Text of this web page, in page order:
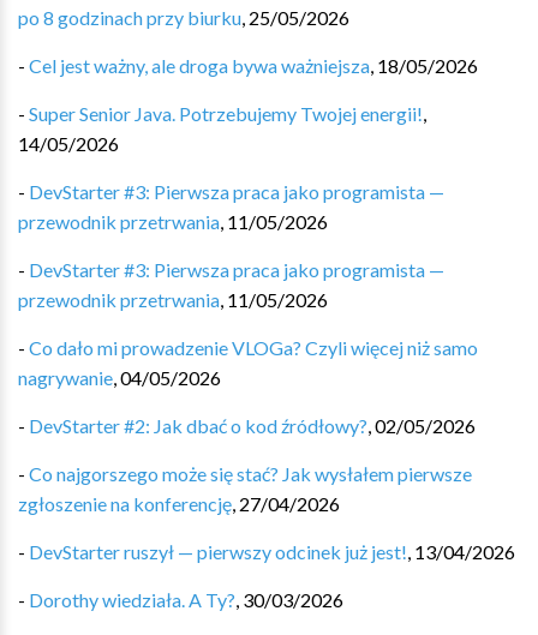
po 8 godzinach przy biurku, 25/05/2026
- Cel jest ważny, ale droga bywa ważniejsza, 18/05/2026
- Super Senior Java. Potrzebujemy Twojej energii!,
14/05/2026
- DevStarter #3: Pierwsza praca jako programista —
przewodnik przetrwania, 11/05/2026
- DevStarter #3: Pierwsza praca jako programista —
przewodnik przetrwania, 11/05/2026
- Co dało mi prowadzenie VLOGa? Czyli więcej niż samo
nagrywanie,04/05/2026
- DevStarter #2: Jak dbać o kod źródłowy?,02/05/2026
- Co najgorszego może się stać? Jak wysłałem pierwsze
zgłoszenie na konferencję, 27/04/2026
- DevStarter ruszył — pierwszy odcinek już jest!, 13/04/2026
- Dorothy wiedziała. A Ty?, 30/03/2026